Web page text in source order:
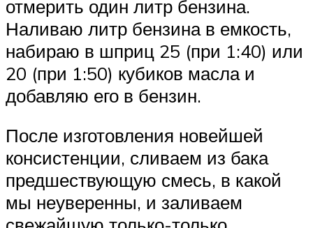
отмерить один литр бензина.
Наливаю литр бензина в емкость,
набираю в шприц 25 (при 1:40) или
20 (при 1:50) кубиков масла и
добавляю его в бензин.
После изготовления новейшей
консистенции, сливаем из бака
предшествующую смесь, в какой
мы неуверенны, и заливаем